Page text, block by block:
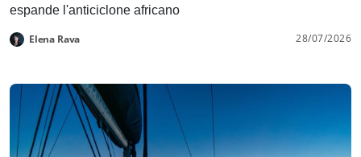
espande l'anticiclone africano
Elena Rava 28/07/2026